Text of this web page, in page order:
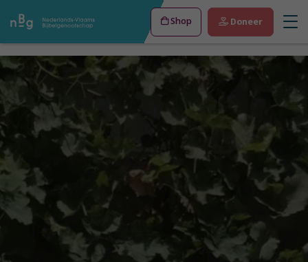
Shop Doneer